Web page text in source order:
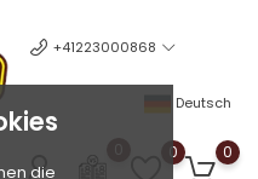
die
+41223000868
Deutsch
0 0